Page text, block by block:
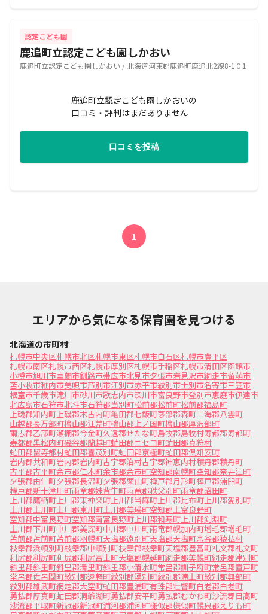
認定こども園
鹿追町立認定こども園しかおい
鹿追町立認定こども園しかおい / 北海道河東郡鹿追町鹿追北2線8-1０1
鹿追町立認定こども園しかおいの
口コミ・評判はまだありません
口コミを投稿
1
エリアから気になる保育園を見つける
北海道の市町村
札幌市中央区札幌市北区札幌市東区札幌市白石区札幌市豊平区
札幌市南区札幌市西区札幌市厚別区札幌市手稲区札幌市清田区函館市
小樽市旭川市室蘭市釧路市帯広市北見市夕張市岩見沢市網走市留萌市
苫小牧市稚内市美唄市芦別市江別市赤平市紋別市士別市名寄市三笠市
根室市千歳市滝川市砂川市歌志内市深川市富良野市登別市恵庭市伊達市
北広島市石狩市北斗市石狩郡当別町松前郡松前町松前郡福島町
上磯郡知内町上磯郡木古内町亀田郡七飯町茅部郡森町二海郡八雲町
山越郡長万部町檜山郡江差町檜山郡上ノ国町檜山郡厚沢部町
爾志郡乙部町瀬棚郡今金町久遠郡せたな町島牧郡島牧村寿都郡寿都町
寿都郡黒松内町磯谷郡蘭越町虻田郡ニセコ町虻田郡真狩村
虻田郡留寿都村虻田郡喜茂別町虻田郡京極町虻田郡倶知安町
岩内郡共和町岩内郡岩内町古宇郡泊村古宇郡神恵内村積丹郡積丹町
古平郡古平町余市郡仁木町余市郡余市町空知郡南幌町空知郡奈井江町
夕張郡由仁町夕張郡長沼町夕張郡栗山町樺戸郡月形町樺戸郡浦臼町
樺戸郡新十津川町雨竜郡妹背牛町雨竜郡秩父別町雨竜郡沼田町
上川郡鷹栖町上川郡東神楽町上川郡当麻町上川郡比布町上川郡愛別町
上川郡上川町上川郡東川町上川郡美瑛町空知郡上富良野町
空知郡中富良野町空知郡南富良野町上川郡和寒町上川郡剣淵町
上川郡下川町中川郡美深町中川郡中川町雨竜郡幌加内町増毛郡増毛町
苫前郡苫前町苫前郡羽幌町天塩郡遠別町天塩郡天塩町宗谷郡猿払村
枝幸郡浜頓別町枝幸郡中頓別町枝幸郡枝幸町天塩郡豊富町礼文郡礼文町
利尻郡利尻町利尻郡利尻富士町天塩郡幌延町網走郡美幌町網走郡津別町
斜里郡斜里町斜里郡清里町斜里郡小清水町常呂郡訓子府町常呂郡置戸町
常呂郡佐呂間町紋別郡遠軽町紋別郡湧別町紋別郡滝上町紋別郡興部町
紋別郡雄武町網走郡大空町虻田郡豊浦町有珠郡壮瞥町白老郡白老町
勇払郡厚真町虻田郡洞爺湖町勇払郡安平町勇払郡むかわ町沙流郡日高町
沙流郡平取町新冠郡新冠町浦河郡浦河町様似郡様似町幌泉郡えりも町